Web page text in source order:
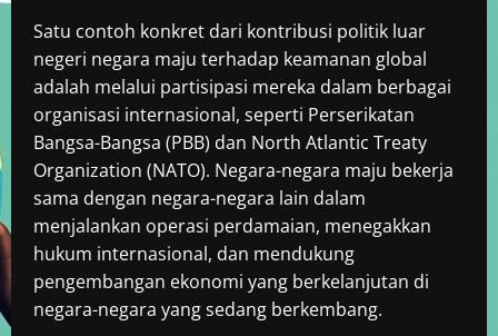
Satu contoh konkret dari kontribusi politik luar
negeri negara maju terhadap keamanan global
adalah melalui partisipasi mereka dalam berbagai
organisasi internasional, seperti Perserikatan
Bangsa-Bangsa (PBB) dan North Atlantic Treaty
Organization (NATO). Negara-negara maju bekerja
sama dengan negara-negara lain dalam
menjalankan operasi perdamaian, menegakkan
hukum internasional, dan mendukung
pengembangan ekonomi yang berkelanjutan di
negara-negara yang sedang berkembang.